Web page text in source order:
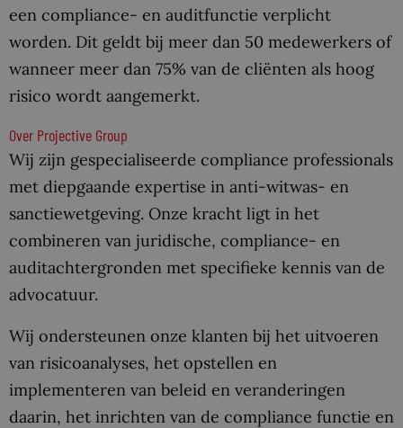
een compliance- en auditfunctie verplicht
worden. Dit geldt bij meer dan 50 medewerkers of
wanneer meer dan 75% van de cliënten als hoog
risico wordt aangemerkt.
Over Projective Group
Wij zijn gespecialiseerde compliance professionals
met diepgaande expertise in anti-witwas- en
sanctiewetgeving. Onze kracht ligt in het
combineren van juridische, compliance- en
auditachtergronden met specifieke kennis van de
advocatuur.
Wij ondersteunen onze klanten bij het uitvoeren
van risicoanalyses, het opstellen en
implementeren van beleid en veranderingen
daarin, het inrichten van de compliance functie en